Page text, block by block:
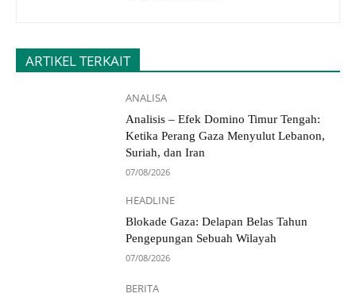
ARTIKEL TERKAIT
ANALISA
Analisis – Efek Domino Timur Tengah:
Ketika Perang Gaza Menyulut Lebanon,
Suriah, dan Iran
07/08/2026
HEADLINE
Blokade Gaza: Delapan Belas Tahun
Pengepungan Sebuah Wilayah
07/08/2026
BERITA